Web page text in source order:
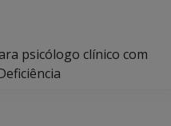
psicólogo clínico com